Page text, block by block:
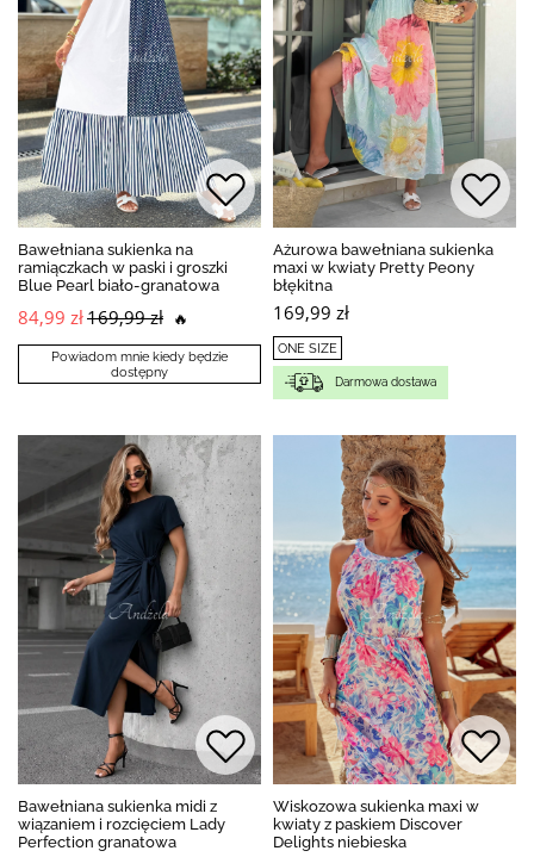
Bawełniana sukienka na
ramiączkach w paski i groszki
Blue Pearl biało-granatowa
84,99 zł169,99 zł 🔥
Powiadom mnie kiedy będzie
dostępny
Ażurowa bawełniana sukienka
maxi w kwiaty Pretty Peony
błękitna
169,99 zł
ONE SIZE
Darmowa dostawa
Bawełniana sukienka midi z
wiązaniem i rozcięciem Lady
Perfection granatowa
Wiskozowa sukienka maxi w
kwiaty z paskiem Discover
Delights niebieska